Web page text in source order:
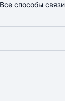
Все способы связи